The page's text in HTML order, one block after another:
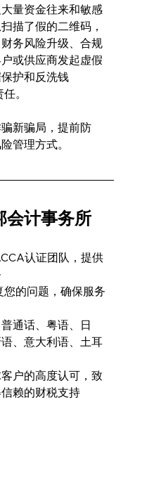
量资金往来和敏感
描了假的二维码，
务风险升级、合规
或供应商发起虚假
护和反洗钱
。
新骗局，提前防
管理方式。
会计事务所
认证团队，提供
您的问题，确保服务
通话、粤语、日
、意大利语、土耳
户的高度认可，致
赖的财税支持